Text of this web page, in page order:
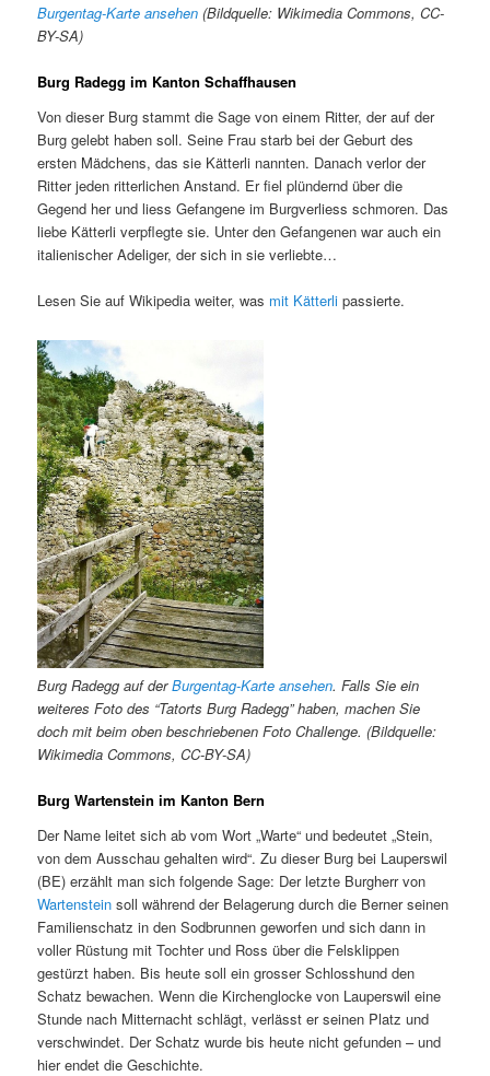
Burgentag-Karte ansehen (Bildquelle: Wikimedia Commons, CC-
BY-SA)
Burg Radegg im Kanton Schaffhausen
Von dieser Burg stammt die Sage von einem Ritter, der auf der
Burg gelebt haben soll. Seine Frau starb bei der Geburt des
ersten Mädchens, das sie Kätterli nannten. Danach verlor der
Ritter jeden ritterlichen Anstand. Er fiel plündernd über die
Gegend her und liess Gefangene im Burgverliess schmoren. Das
liebe Kätterli verpflegte sie. Unter den Gefangenen war auch ein
italienischer Adeliger, der sich in sie verliebte…
Lesen Sie auf Wikipedia weiter, was mit Kätterli passierte.
Burg Radegg auf derBurgentag-Karte ansehen. Falls Sie ein
weiteres Foto des “Tatorts Burg Radegg” haben, machen Sie
doch mit beim oben beschriebenen Foto Challenge. (Bildquelle:
Wikimedia Commons, CC-BY-SA)
Burg Wartenstein im Kanton Bern
Der Name leitet sich ab vom Wort „Warte“ und bedeutet „Stein,
von dem Ausschau gehalten wird“. Zu dieser Burg bei Lauperswil
(BE) erzählt man sich folgende Sage: Der letzte Burgherr von
Wartenstein soll während der Belagerung durch die Berner seinen
Familienschatz in den Sodbrunnen geworfen und sich dann in
voller Rüstung mit Tochter und Ross über die Felsklippen
gestürzt haben. Bis heute soll ein grosser Schlosshund den
Schatz bewachen. Wenn die Kirchenglocke von Lauperswil eine
Stunde nach Mitternacht schlägt, verlässt er seinen Platz und
verschwindet. Der Schatz wurde bis heute nicht gefunden – und
hier endet die Geschichte.